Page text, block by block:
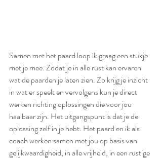
Samen met het paard loop ik graag een stukje
met je mee. Zodat je in alle rust kan ervaren
wat de paarden je laten zien. Zo krijg je inzicht
in wat er speelt en vervolgens kun je direct
werken richting oplossingen die voor jou
haalbaar zijn. Het uitgangspunt is dat je de
oplossing zelf in je hebt. Het paard en ik als
coach werken samen met jou op basis van
gelijkwaardigheid, in alle vrijheid, in een rustige